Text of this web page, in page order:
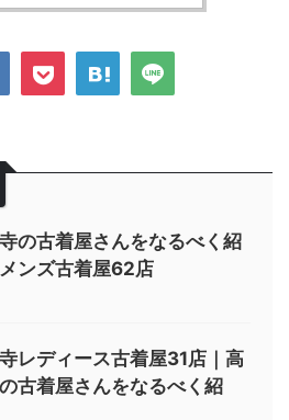
の古着屋さんをなるべく紹
ンズ古着屋62店
レディース古着屋31店｜高
古着屋さんをなるべく紹